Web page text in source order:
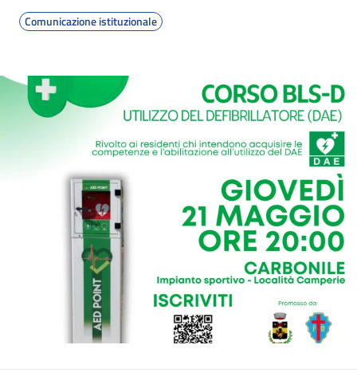
Comunicazione istituzionale
Image